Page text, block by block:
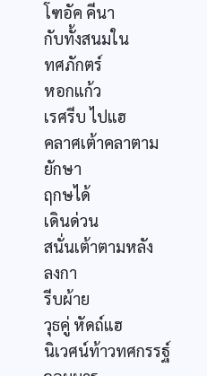
โฑอัค คีนา
กับทั้งสนมใน
ทศภักตร์
หอกแก้ว
เรศรีบ ไปแฮ
คลาศเต้าคลาตาม
ยักษา
ฤกษได้
เดินด่วน
สนั่นเต้าตามหลัง
ลงกา
รีบผ้าย
วุธคู่ หัดถ์แฮ
นิเวศน์ท้าวทศกรรฐ์